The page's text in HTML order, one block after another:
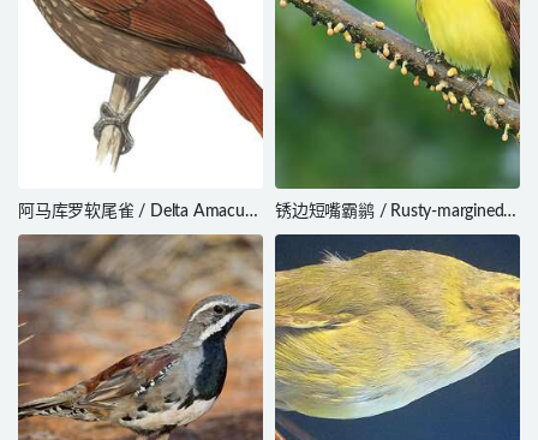
阿马库罗软尾雀 / Delta Amacuro
Softtail / Thripophaga
amacurensis
锈边短嘴霸鹟 / Rusty-margined
Flycatcher / Myiozetetes
cayanensis